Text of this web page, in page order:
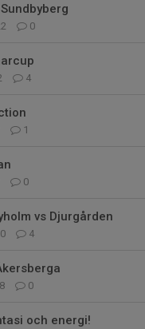
0
4
1
0
vs Djurgården
4
0
och energi!